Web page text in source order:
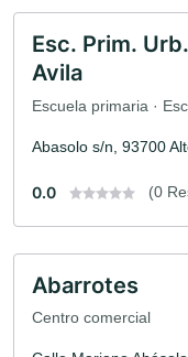
Esc. Prim.
Avila
Escuela primaria ·
Abasolo s/n, 93700
0.0 (0
Abarrotes
Centro comercial